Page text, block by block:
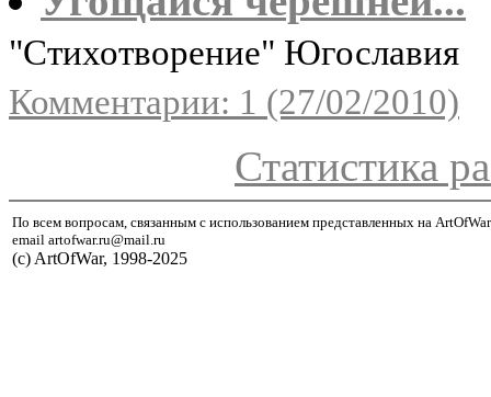
"Стихотворение" Югославия
Комментарии: 1 (27/02/2010)
Статистика
По всем вопросам, связанным с использованием представленных на
email artofwar.ru@mail.ru
(с) ArtOfWar, 1998-2025